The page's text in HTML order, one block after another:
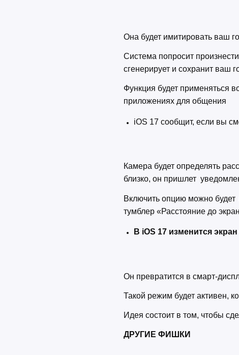
Она будет имитировать ваш
Система попросит
сгенерирует и сохранит ваш
Функция будет применяться
приложениях для общения
iOS 17 сообщит, если вы
Камера будет определять
близко, он пришлет
Включить опцию можно
тумблер «Расстояние до
В iOS 17 изменится
Он превратится в смарт-
Такой режим будет активен,
Идея состоит в том, чтобы
ДРУГИЕ ФИШКИ